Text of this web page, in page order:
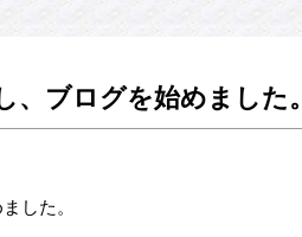
ブログを始めました。
した。